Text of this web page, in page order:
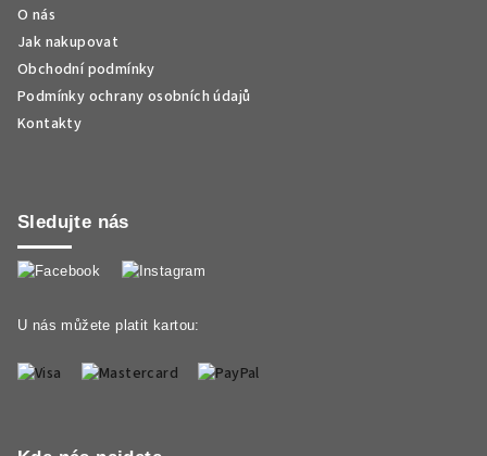
O nás
Jak nakupovat
Obchodní podmínky
Podmínky ochrany osobních údajů
Kontakty
Sledujte nás
U nás můžete platit kartou: